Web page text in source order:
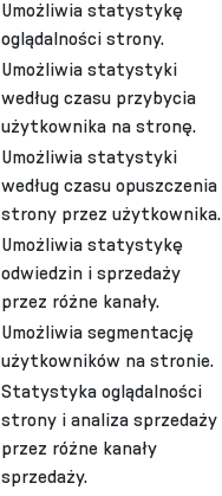
Umożliwia statystykę
oglądalności strony.
Umożliwia statystyki
według czasu przybycia
użytkownika na stronę.
Umożliwia statystyki
według czasu opuszczenia
strony przez użytkownika.
Umożliwia statystykę
odwiedzin i sprzedaży
przez różne kanały.
Umożliwia segmentację
użytkowników na stronie.
Statystyka oglądalności
strony i analiza sprzedaży
przez różne kanały
sprzedaży.